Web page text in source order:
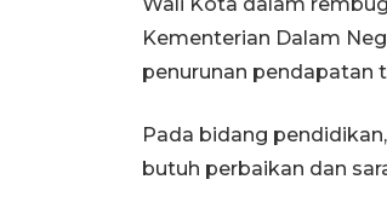
Kementerian Dalam
penurunan pendapatan
Pada bidang
butuh perbaikan dan